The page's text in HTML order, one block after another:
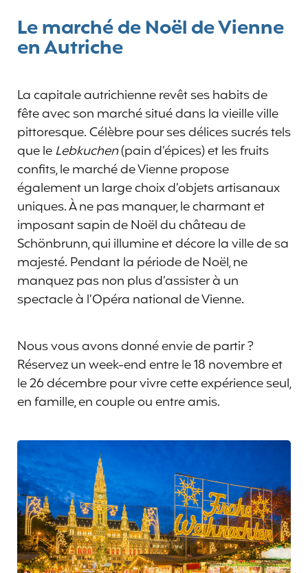
Le marché de Noël de Vienne
en Autriche
La capitale autrichienne revêt ses habits de
fête avec son marché situé dans la vieille ville
pittoresque. Célèbre pour ses délices sucrés tels
que leLebkuchen(pain d’épices) et les fruits
confits, le marché de Vienne propose
également un large choix d’objets artisanaux
uniques. À ne pas manquer, le charmant et
imposant sapin de Noël du château de
Schönbrunn, qui illumine et décore la ville de sa
majesté. Pendant la période de Noël, ne
manquez pas non plus d’assister à un
spectacle à l’Opéra national de Vienne.
Nous vous avons donné envie de partir ?
Réservez un week-end entre le 18 novembre et
le 26 décembre pour vivre cette expérience seul,
en famille, en couple ou entre amis.